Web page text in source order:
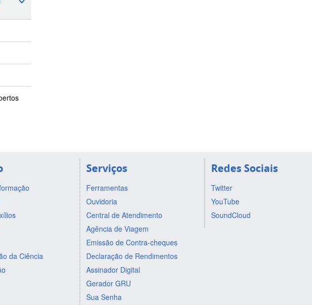
da Ciência
Serviços
Ferramentas
Ouvidoria
Central de Atendimento
Agência de Viagem
Emissão de Contra-cheques
Declaração de Rendimentos
Assinador Digital
Gerador GRU
Sua Senha
Redes Sociais
Twitter
YouTube
SoundCloud